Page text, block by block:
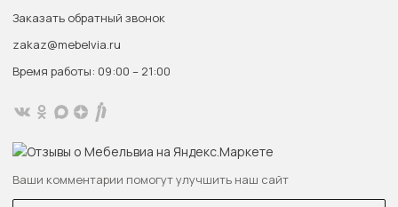
Заказать обратный звонок
zakaz@mebelvia.ru
Время работы: 09:00 – 21:00
Ваши комментарии помогут улучшить наш сайт